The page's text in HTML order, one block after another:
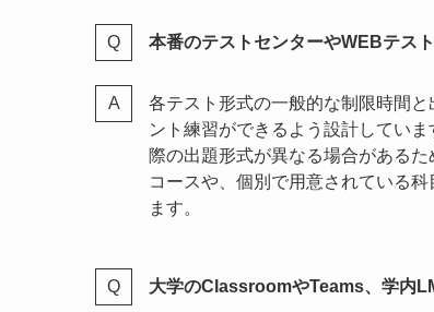
本番のテストセンターやWEBテス
各テスト形式の一般的な制限時間
ント練習ができるよう設計してい
際の出題形式が異なる場合がある
コースや、個別で用意されている
ます。
大学のClassroomやTeams、学内